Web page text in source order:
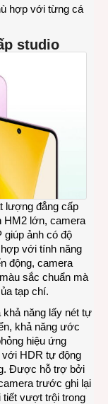
hợp với từng cá
studio
lượng đẳng cấp
HM2 lớn, camera
giúp ảnh có độ
với tính năng
động, camera
sắc chuẩn mà
tạp chí.
năng lấy nét tự
khả năng ước
hiệu ứng
với HDR tự động
Được hỗ trợ bởi
trước ghi lại
tiết vượt trội trong